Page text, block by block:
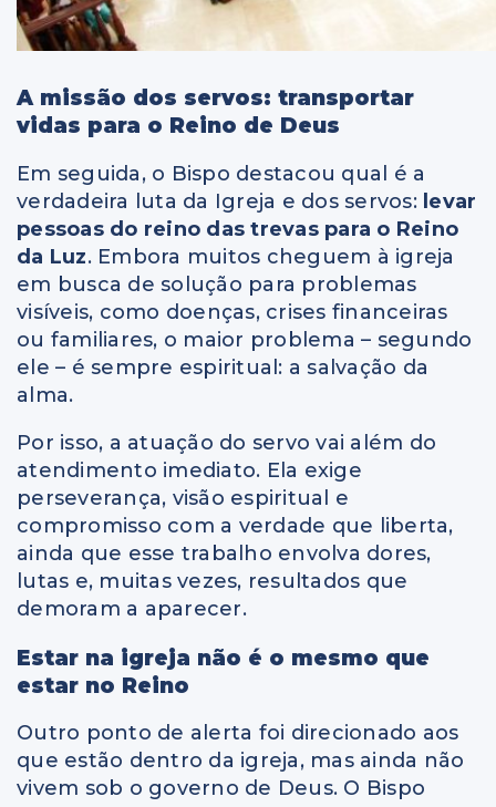
A missão dos servos: transportar
vidas para o Reino de Deus
Em seguida, o Bispo destacou qual é a
verdadeira luta da Igreja e dos servos: levar
pessoas do reino das trevas para o Reino
da Luz. Embora muitos cheguem à igreja
em busca de solução para problemas
visíveis, como doenças, crises financeiras
ou familiares, o maior problema – segundo
ele – é sempre espiritual: a salvação da
alma.
Por isso, a atuação do servo vai além do
atendimento imediato. Ela exige
perseverança, visão espiritual e
compromisso com a verdade que liberta,
ainda que esse trabalho envolva dores,
lutas e, muitas vezes, resultados que
demoram a aparecer.
Estar na igreja não é o mesmo que
estar no Reino
Outro ponto de alerta foi direcionado aos
que estão dentro da igreja, mas ainda não
vivem sob o governo de Deus. O Bispo